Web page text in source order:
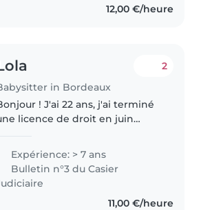
12,00 €/heure
in Bordeaux
2
! J'ai 22 ans, j'ai terminé
licence de droit en juin
service civique à Bordeaux. J'ai
commencé à faire du baby-
sitting à Bruxelles où..
Expérience: > 7 ans
Bulletin n°3 du Casier
11,00 €/heure